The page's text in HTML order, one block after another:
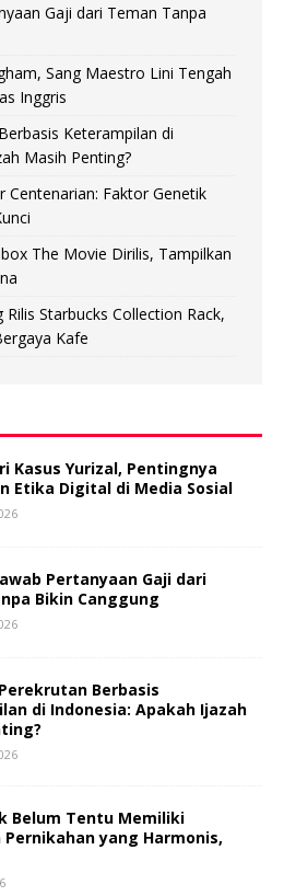
Gaji dari Teman Tanpa
Sang Maestro Lini Tengah
Inggris
Keterampilan di
Masih Penting?
Centenarian: Faktor Genetik
The Movie Dirilis, Tampilkan
Rilis Starbucks Collection Rack,
Kafe
Kasus Yurizal, Pentingnya
Etika Digital di Media Sosial
Pertanyaan Gaji dari
Bikin Canggung
Berbasis
di Indonesia: Apakah Ijazah
Belum Tentu Memiliki
Pernikahan yang Harmonis,